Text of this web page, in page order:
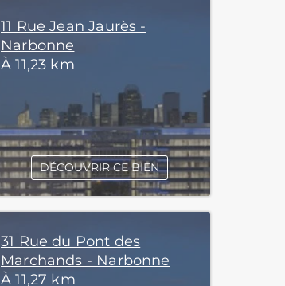
11 Rue Jean Jaurès -
Narbonne
À 11,23 km
DÉCOUVRIR CE BIEN
31 Rue du Pont des
Marchands - Narbonne
À 11,27 km